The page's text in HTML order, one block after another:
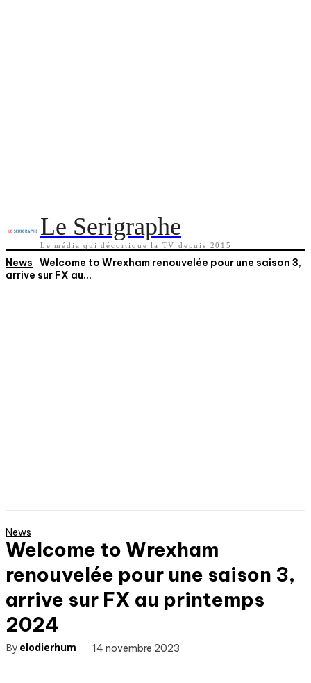
Le Serigraphe
Le média qui décortique la TV depuis 2015
News
Welcome to Wrexham renouvelée pour une saison 3,
arrive sur FX au...
News
Welcome to Wrexham
renouvelée pour une saison 3,
arrive sur FX au printemps
2024
By elodierhum 14 novembre 2023